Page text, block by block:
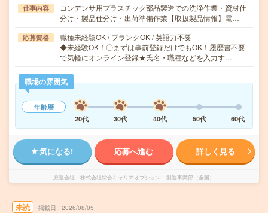
仕事内容
コンデンサ用プラスチック部品製造での洗浄作業・資材仕
分け・製品仕分け・出荷準備作業【取扱製品情報】電…
応募資格
職種未経験OK / ブランクOK / 英語力不要
◆未経験OK！〇まずは事前登録だけでもOK！履歴書不要
で気軽にオンライン登録★氏名・職種などを入力す…
職場の雰囲気
年齢層
20代
30代 40代 50代 60代
気になる! 応募へ進む 詳しく見る
派遣会社 株式会社綜合キャリアオプション 製造事業部（全国）
未読 掲載日 2026/08/05